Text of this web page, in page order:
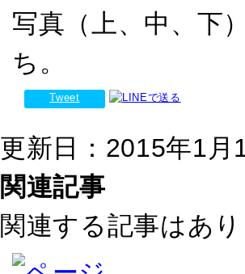
写真（上、中、下
ち。
Tweet
更新日：2015年1
関連記事
関連する記事はあり